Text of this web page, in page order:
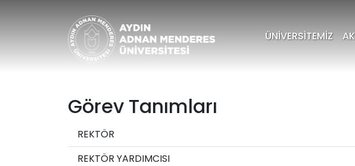
ÜNİVERSİTEMİZ
Görev Tanımları
REKTÖR
REKTÖR YARDIMCISI